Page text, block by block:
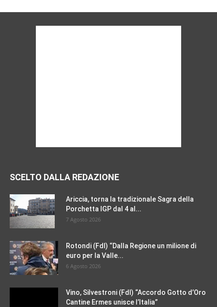
SCELTO DALLA REDAZIONE
Ariccia, torna la tradizionale Sagra della
Porchetta IGP dal 4 al...
7 Agosto 2026
Rotondi (FdI) “Dalla Regione un milione di
euro per la Valle...
6 Agosto 2026
Vino, Silvestroni (FdI) “Accordo Gotto d’Oro
Cantine Ermes unisce l’Italia”